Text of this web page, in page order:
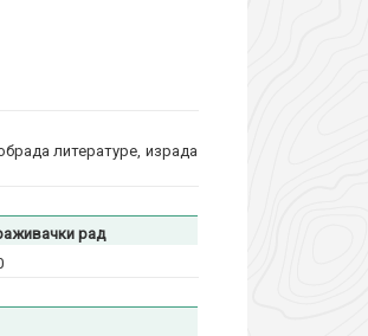
литературе, израда
рад